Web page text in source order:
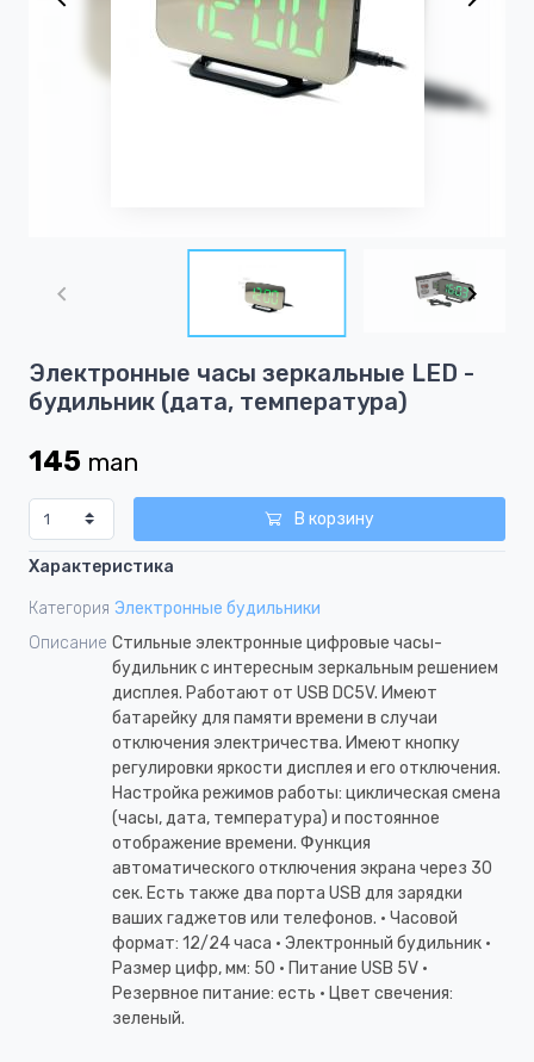
1
of
Электронные часы зеркальные LED -
будильник (дата, температура)
145 man
В корзину
Характеристика
Категория Электронные будильники
Описание Стильные электронные цифровые часы-
будильник с интересным зеркальным решением
дисплея. Работают от USB DC5V. Имеют
батарейку для памяти времени в случаи
отключения электричества. Имеют кнопку
регулировки яркости дисплея и его отключения.
Настройка режимов работы: циклическая смена
(часы, дата, температура) и постоянное
отображение времени. Функция
автоматического отключения экрана через 30
сек. Есть также два порта USB для зарядки
ваших гаджетов или телефонов. • Часовой
формат: 12/24 часа • Электронный будильник •
Размер цифр, мм: 50 • Питание USB 5V •
Резервное питание: есть • Цвет свечения:
зеленый.